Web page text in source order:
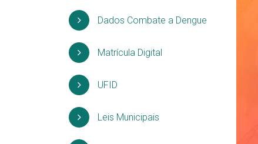
Dados Combate a Dengue
Matrícula Digital
UFID
Leis Municipais